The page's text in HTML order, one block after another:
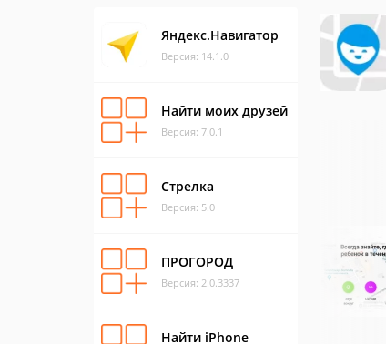
Яндекс.Навигатор
Версия: 14.1.0
Найти моих друзей
Версия: 7.0.1
Стрелка
Версия: 5.0
ПРОГОРОД
Версия: 2.0.3337
Найти iPhone